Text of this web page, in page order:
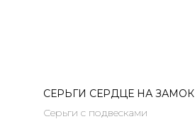
СЕРЬГИ СЕРДЦЕ НА ЗАМОК
Серьги с подвесками